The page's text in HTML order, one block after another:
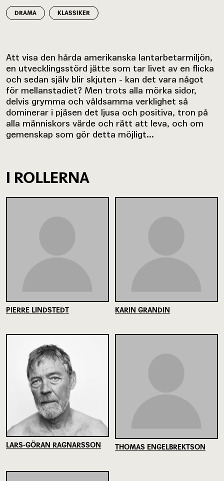
DRAMA KLASSIKER
Att visa den hårda amerikanska lantarbetarmiljön,
en utvecklingsstörd jätte som tar livet av en flicka
och sedan själv blir skjuten - kan det vara något
för mellanstadiet? Men trots alla mörka sidor,
delvis grymma och våldsamma verklighet så
dominerar i pjäsen det ljusa och positiva, tron på
alla människors värde och rätt att leva, och om
gemenskap som gör detta möjligt...
I ROLLERNA
PIERRE LINDSTEDT KARIN GRANDIN
LARS-GÖRAN RAGNARSSON THOMAS ENGELBREKTSON